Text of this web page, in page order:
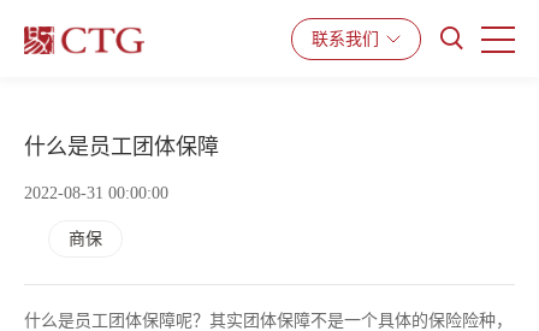
产品与服务 解决方案 资源中心
联系我们
什么是员工团体保障
2022-08-31 00:00:00
商保
什么是员工团体保障呢？其实团体保障不是一个具体的保险险种，